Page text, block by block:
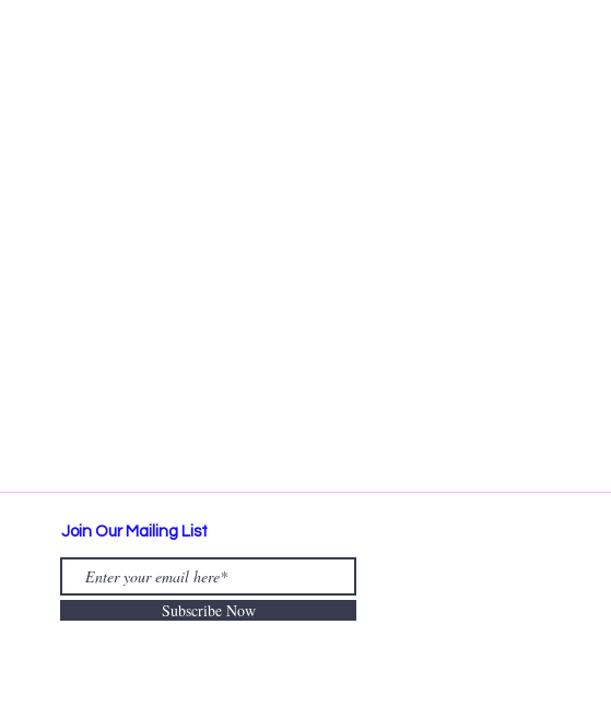
Join Our Mailing List
Subscribe Now